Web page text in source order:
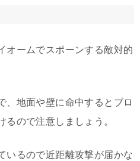
オームでスポーンする敵対的
、地面や壁に命中するとブロ
るので注意しましょう。
いるので近距離攻撃が届かな